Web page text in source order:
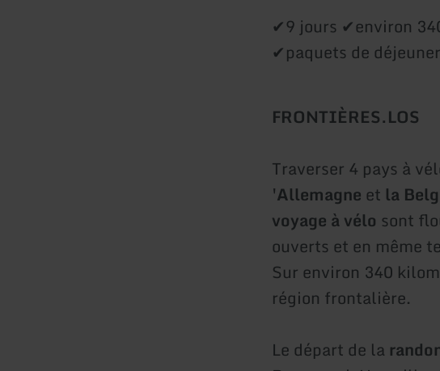
✔9 jours ✔environ
✔paquets de
FRONTIÈRES.LOS
Traverser 4 pays à
'Allemagne et la
voyage à vélo sont
ouverts et en même
Sur environ 340
région frontalière.
Le départ de la